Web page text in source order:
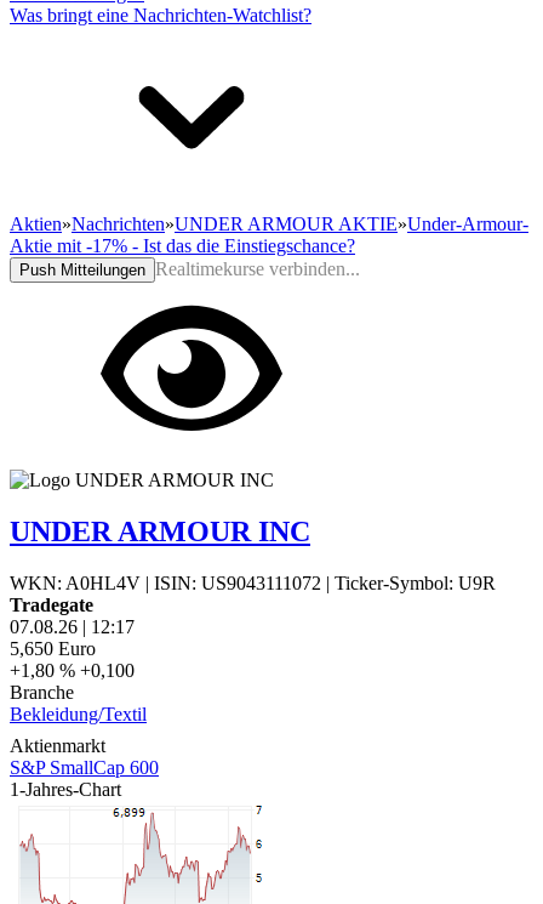
Was bringt eine Nachrichten-Watchlist?
Aktien»Nachrichten»UNDER ARMOUR AKTIE»Under-Armour-
Aktie mit -17% - Ist das die Einstiegschance?
Push Mitteilungen Realtimekurse verbinden...
UNDER ARMOUR INC
WKN: A0HL4V | ISIN: US9043111072 | Ticker-Symbol: U9R
Tradegate
07.08.26 | 12:17
5,650 Euro
+1,80 % +0,100
Branche
Bekleidung/Textil
Aktienmarkt
S&P SmallCap 600
1-Jahres-Chart